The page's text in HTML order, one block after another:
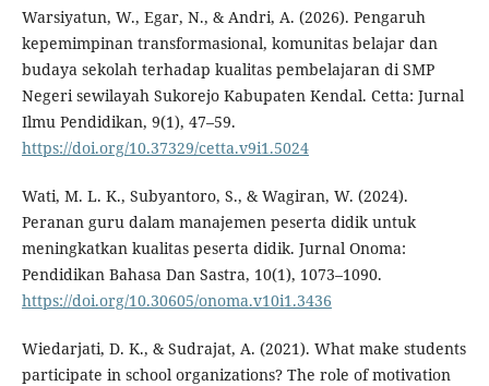
Warsiyatun, W., Egar, N., & Andri, A. (2026). Pengaruh
kepemimpinan transformasional, komunitas belajar dan
budaya sekolah terhadap kualitas pembelajaran di SMP
Negeri sewilayah Sukorejo Kabupaten Kendal. Cetta: Jurnal
Ilmu Pendidikan, 9(1), 47–59.
https://doi.org/10.37329/cetta.v9i1.5024
Wati, M. L. K., Subyantoro, S., & Wagiran, W. (2024).
Peranan guru dalam manajemen peserta didik untuk
meningkatkan kualitas peserta didik. Jurnal Onoma:
Pendidikan Bahasa Dan Sastra, 10(1), 1073–1090.
https://doi.org/10.30605/onoma.v10i1.3436
Wiedarjati, D. K., & Sudrajat, A. (2021). What make students
participate in school organizations? The role of motivation